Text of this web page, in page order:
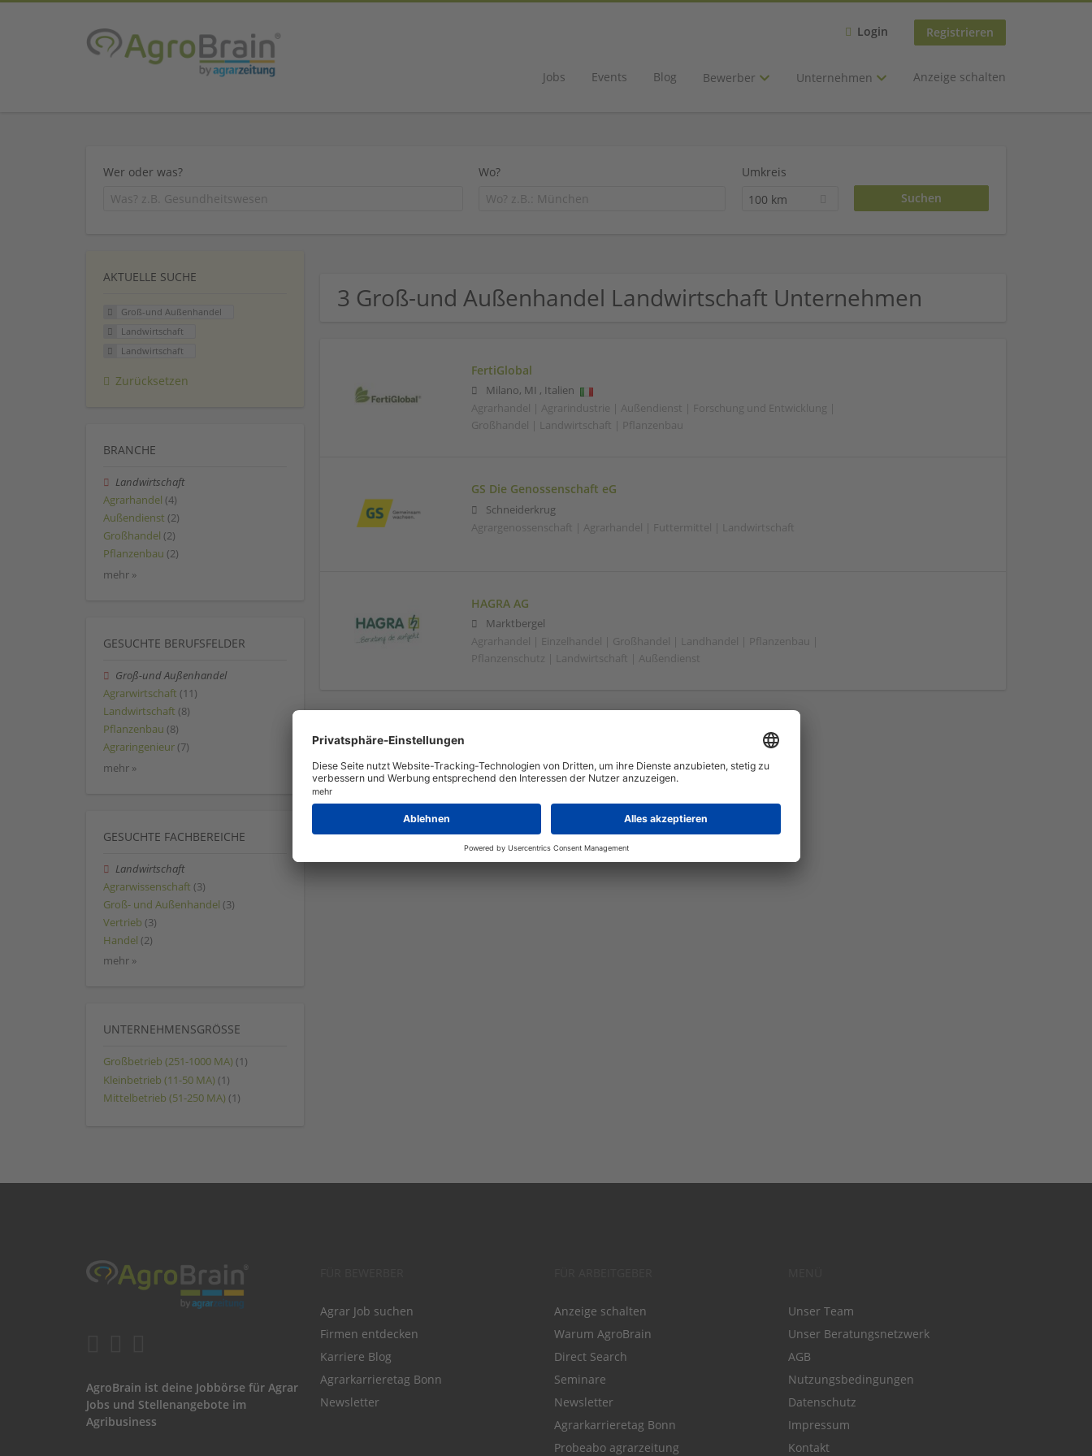
Login Registrieren
Jobs Events Blog Bewerber Unternehmen Anzeige schalten
Wer oder was? Wo?
Umkreis
100 km
3 Groß-und Außenhandel Landwirtschaft Unternehmen
FertiGlobal
Milano, MI , Italien
Agrarhandel | Agrarindustrie | Außendienst | Forschung und Entwicklung |
Großhandel | Landwirtschaft | Pflanzenbau
GS Die Genossenschaft eG
Schneiderkrug
Agrargenossenschaft | Agrarhandel | Futtermittel | Landwirtschaft
HAGRA AG
Marktbergel
Agrarhandel | Einzelhandel | Großhandel | Landhandel | Pflanzenbau |
Pflanzenschutz | Landwirtschaft | Außendienst
AKTUELLE SUCHE
Groß-und Außenhandel
Landwirtschaft
Landwirtschaft
Zurücksetzen
BRANCHE
Landwirtschaft
Agrarhandel (4)
Außendienst (2)
Großhandel (2)
Pflanzenbau (2)
mehr »
GESUCHTE BERUFSFELDER
Groß-und Außenhandel
Agrarwirtschaft (11)
Landwirtschaft (8)
Pflanzenbau (8)
Agraringenieur (7)
mehr »
GESUCHTE FACHBEREICHE
Landwirtschaft
Agrarwissenschaft (3)
Groß- und Außenhandel (3)
Vertrieb (3)
Handel (2)
mehr »
UNTERNEHMENSGRÖSSE
Großbetrieb (251-1000 MA) (1)
Kleinbetrieb (11-50 MA) (1)
Mittelbetrieb (51-250 MA) (1)
AgroBrain ist deine Jobbörse für Agrar
Jobs und Stellenangebote im
Agribusiness
Agrar Job suchen
Firmen entdecken
Karriere Blog
Agrarkarrieretag Bonn
Newsletter
Anzeige schalten
Warum AgroBrain
Direct Search
Seminare
Newsletter
Agrarkarrieretag Bonn
Probeabo agrarzeitung
Unser Team
Unser Beratungsnetzwerk
AGB
Nutzungsbedingungen
Datenschutz
Impressum
Kontakt